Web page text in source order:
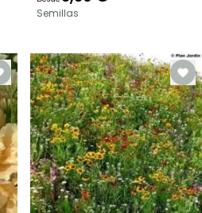
Semillas